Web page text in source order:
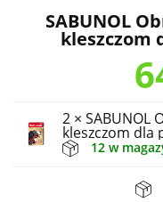
SABUNOL
kleszczom
2 × SABUNOL
kleszczom dla
12 w